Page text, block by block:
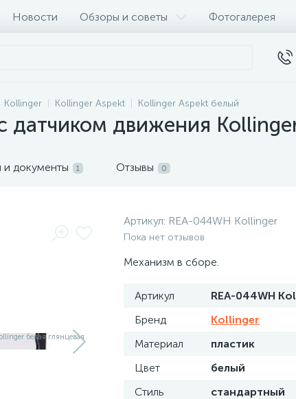
Новости Обзоры и советы Фотогалерея
Kollinger Kollinger Aspekt Kollinger Aspekt белый
датчиком движения
документы 1 Отзывы 0
Артикул: REA-044WH Kollinger
Пока нет отзывов
Механизм в сборе.
Артикул
REA-044WH
Бренд
Kollinger
Материал
пластик
Цвет
белый
Стиль
стандартный